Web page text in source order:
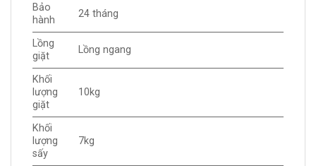
Bảo
hành
24 tháng
Lồng
giặt
Lồng ngang
Khối
lượng
giặt
10kg
Khối
lượng
sấy
7kg